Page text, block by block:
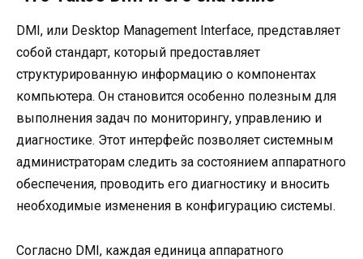
DMI, или Desktop Management Interface, представляет
собой стандарт, который предоставляет
структурированную информацию о компонентах
компьютера. Он становится особенно полезным для
выполнения задач по мониторингу, управлению и
диагностике. Этот интерфейс позволяет системным
администраторам следить за состоянием аппаратного
обеспечения, проводить его диагностику и вносить
необходимые изменения в конфигурацию системы.
Согласно DMI, каждая единица аппаратного